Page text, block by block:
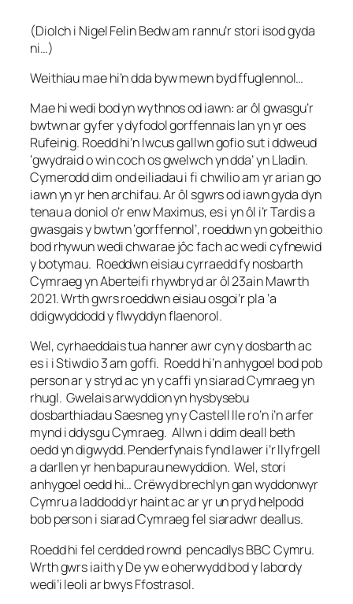
(Diolch i Nigel Felin Bedw am rannu’r stori isod gyda
ni…)
Weithiau mae hi’n dda byw mewn byd ffuglennol…
Mae hi wedi bod yn wythnos od iawn: ar ôl gwasgu’r
bwtwn ar gyfer y dyfodol gorffennais lan yn yr oes
Rufeinig. Roedd hi’n lwcus gallwn gofio sut i ddweud
‘gwydraid o win coch os gwelwch yn dda’ yn Lladin.
Cymerodd dim ond eiliadau i fi chwilio am yr arian go
iawn yn yr hen archifau. Ar ôl sgwrs od iawn gyda dyn
tenau a doniol o’r enw Maximus, es i yn ôl i’r Tardis a
gwasgais y bwtwn ‘gorffennol’, roeddwn yn gobeithio
bod rhywun wedi chwarae jôc fach ac wedi cyfnewid
y botymau. Roeddwn eisiau cyrraedd fy nosbarth
Cymraeg yn Aberteifi rhywbryd ar ôl 23ain Mawrth
2021. Wrth gwrs roeddwn eisiau osgoi’r pla ‘a
ddigwyddodd y flwyddyn flaenorol.
Wel, cyrhaeddais tua hanner awr cyn y dosbarth ac
es i i Stiwdio 3 am goffi. Roedd hi’n anhygoel bod pob
person ar y stryd ac yn y caffi yn siarad Cymraeg yn
rhugl. Gwelais arwyddion yn hysbysebu
dosbarthiadau Saesneg yn y Castell lle ro’n i’n arfer
mynd i ddysgu Cymraeg. Allwn i ddim deall beth
oedd yn digwydd. Penderfynais fynd lawer i’r llyfrgell
a darllen yr hen bapurau newyddion. Wel, stori
anhygoel oedd hi… Crëwyd brechlyn gan wyddonwyr
Cymru a laddodd yr haint ac ar yr un pryd helpodd
bob person i siarad Cymraeg fel siaradwr deallus.
Roedd hi fel cerdded rownd pencadlys BBC Cymru.
Wrth gwrs iaith y De yw e oherwydd bod y labordy
wedi’i leoli ar bwys Ffostrasol.